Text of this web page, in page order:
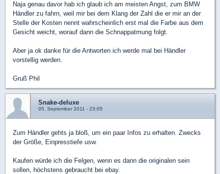
Naja genau davor hab ich glaub ich am meisten Angst, zum BMW
Händler zu fahrn, weil mir bei dem Klang der Zahl die er mir an der
Stelle der Kosten nennt wahrscheinlich erst mal die Farbe aus dem
Gesicht weicht, worauf dann die Schnappatmung folgt.
Aber ja ok danke für die Antworten ich werde mal bei Händler
vorstellig werden.
Gruß Phil
Snake-deluxe
05. September 2011 - 23:05
Zum Händler gehts ja bloß, um ein paar Infos zu erhalten. Zwecks
der Größe, Einpresstiefe usw.
Kaufen würde ich die Felgen, wenn es dann die originalen sein
sollen, höchstens gebraucht bei ebay.